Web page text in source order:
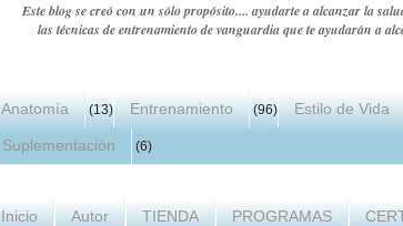
Este blog se creó con un sólo propósito.... ayudarte a alcanzar la
las técnicas de entrenamiento de vanguardia que te ayudarán a
Anatomía (13) Entrenamiento (96) Estilo de Vida
Suplementación (6)
Inicio Autor TIENDA PROGRAMAS